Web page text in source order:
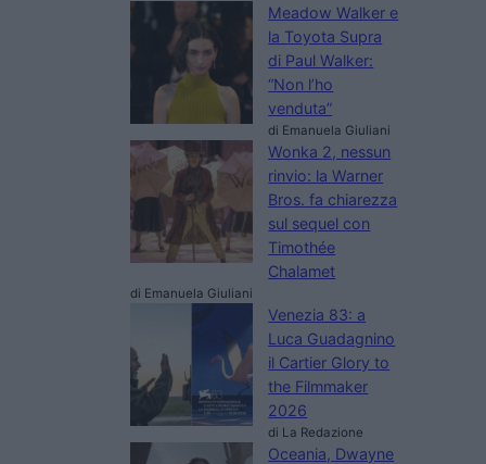
Meadow Walker e
la Toyota Supra
di Paul Walker:
“Non l’ho
venduta”
di Emanuela Giuliani
Wonka 2, nessun
rinvio: la Warner
Bros. fa chiarezza
sul sequel con
Timothée
Chalamet
di Emanuela Giuliani
Venezia 83: a
Luca Guadagnino
il Cartier Glory to
the Filmmaker
2026
di La Redazione
Oceania, Dwayne